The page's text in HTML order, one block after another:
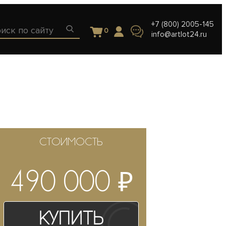
0
+7 (800) 2005-145
info@artlot24.ru
СТОИМОСТЬ
490 000 ₽
Купить